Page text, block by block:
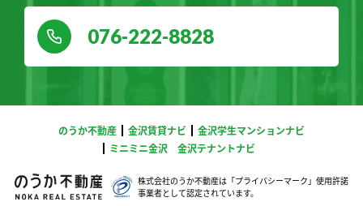
076-222-8828
のうか不動産 金沢賃貸ナビ
金沢学生マンションナビ
ミニミニ金沢
金沢テナントナビ
株式会社のうか不動産は「プライバシーマーク」 使用許諾
事業者として認定されています。